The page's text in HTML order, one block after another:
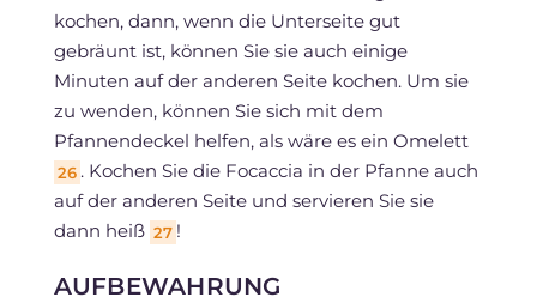
kochen, dann, wenn die Unterseite gut
gebräunt ist, können Sie sie auch einige
Minuten auf der anderen Seite kochen. Um sie
zu wenden, können Sie sich mit dem
Pfannendeckel helfen, als wäre es ein Omelett
26 . Kochen Sie die Focaccia in der Pfanne auch
auf der anderen Seite und servieren Sie sie
dann heiß 27 !
AUFBEWAHRUNG